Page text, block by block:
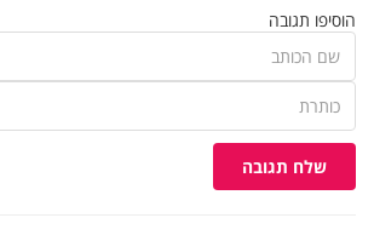
הוסיפו תגובה
שלח תגובה